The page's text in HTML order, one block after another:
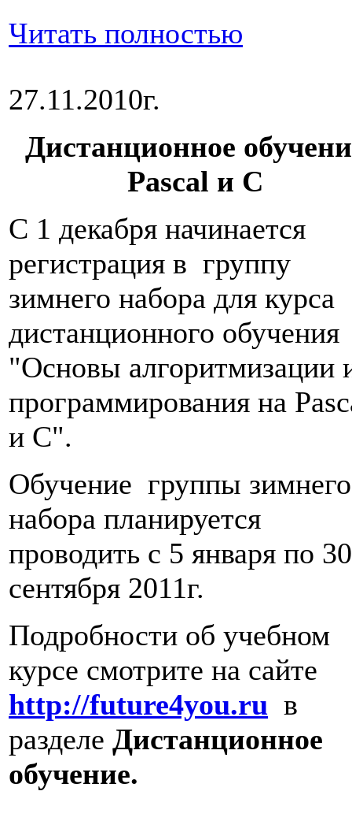
Читать полностью
27.11.2010г.
Дистанционное
Pascal и С
С 1 декабря начинается
регистрация в группу
зимнего набора для курса
дистанционного обучения
"Основы алгоритмизации
программирования на
и С".
Обучение группы зимнего
набора планируется
проводить с 5 января по 30
сентября 2011г.
Подробности об учебном
курсе смотрите на сайте
http://future4you.ru в
разделе Дистанционное
обучение.